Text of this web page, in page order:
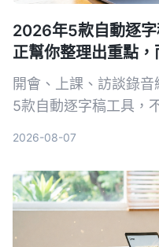
2026年5款自動逐
正幫你整理出重點
開會、上課、訪談錄
5款自動逐字稿工具，
2026-08-07